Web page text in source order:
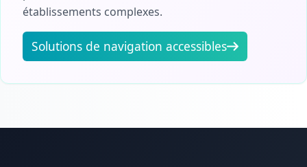
établissements complexes.
Solutions de navigation accessibles